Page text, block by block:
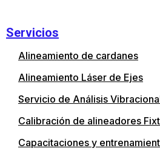
Servicios
Alineamiento de cardanes
Alineamiento Láser de Ejes
Servicio de Análisis
Calibración de alineadores
Capacitaciones y